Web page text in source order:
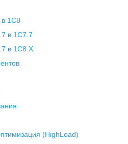
1C8
в 1C7.7
в 1C8.X
(HighLoad)